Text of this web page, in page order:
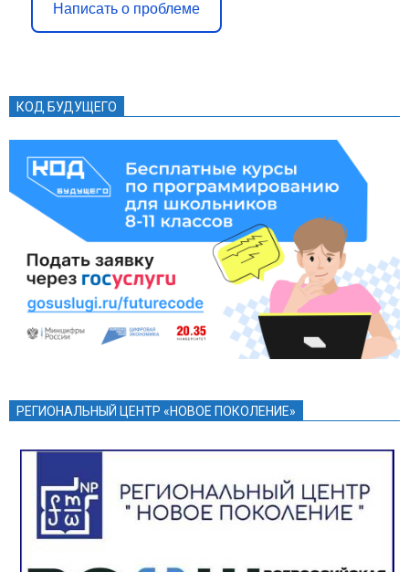
Написать о проблеме
КОД БУДУЩЕГО
РЕГИОНАЛЬНЫЙ ЦЕНТР «НОВОЕ ПОКОЛЕНИЕ»